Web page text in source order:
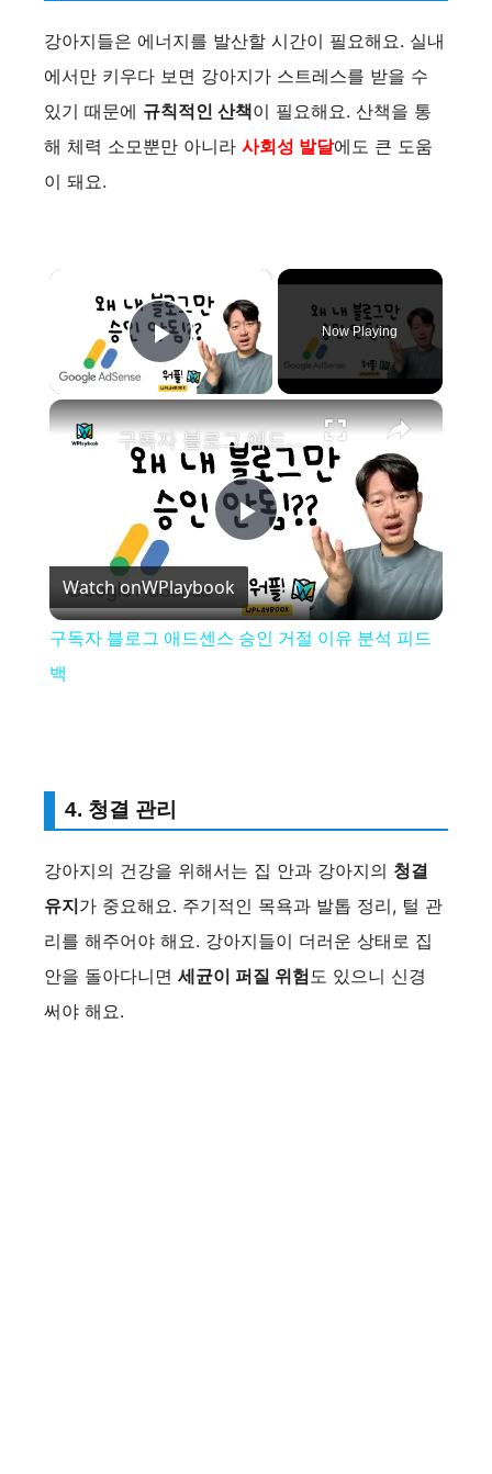
강아지들은 에너지를 발산할 시간이 필요해요. 실내
에서만 키우다 보면 강아지가 스트레스를 받을 수
있기 때문에 규칙적인 산책이 필요해요. 산책을 통
해 체력 소모뿐만 아니라 사회성 발달에도 큰 도움
이 돼요.
×
Play Video
Now Playing
×
P
l
i
d
구독자 블로그 애드센스 승인 거절 이유 분석 피드백
Watch onWPlaybook
구독자 블로그 애드센스 승인 거절 이유 분석 피드
백
4. 청결 관리
강아지의 건강을 위해서는 집 안과 강아지의 청결
유지가 중요해요. 주기적인 목욕과 발톱 정리, 털 관
리를 해주어야 해요. 강아지들이 더러운 상태로 집
안을 돌아다니면 세균이 퍼질 위험도 있으니 신경
써야 해요.